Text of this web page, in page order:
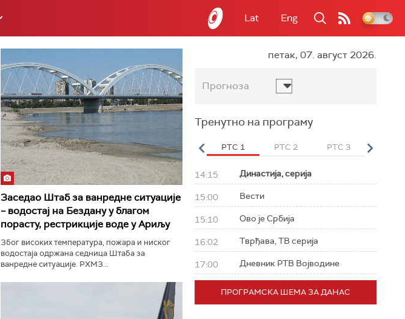
Lat Eng
Заседао Штаб за ванредне ситуације
– водостај на Бездану у благом
порасту, рестрикције воде у Ариљу
Због високих температура, пожара и ниског
водостаја одржана седница Штаба за
ванредне ситуације. РХМЗ...
петак, 07. август 2026.
Прогноза
Тренутно на програму
РТС 3 РТС Свет РТС HD РТС 1 РТС 2 РТС 3 РТС
14:15 Династија, серија
15:00 Вести
15:10 Ово је Србија
16:02 Тврђава, ТВ серија
17:00 Дневник РТВ Војводине
ПРОГРАМСКА ШЕМА ЗА ДАНАС